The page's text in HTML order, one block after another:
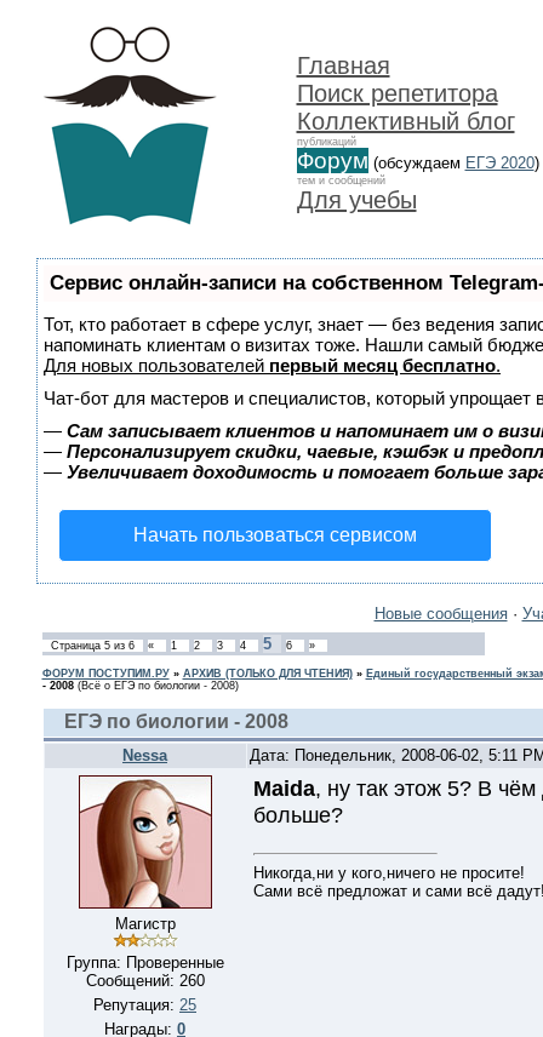
Главная
Поиск репетитора
Коллективный блог
публикаций
Форум (обсуждаем ЕГЭ 2020)
тем и сообщений
Для учебы
Сервис онлайн-записи на собственном
Тот, кто работает в сфере услуг, знает — без ведения
напоминать клиентам о визитах тоже. Нашли самый
Для новых пользователей первый месяц бесплатно.
Чат-бот для мастеров и специалистов, который упрощает
— Сам записывает клиентов и напоминает им о
— Персонализирует скидки, чаевые, кэшбэк и
— Увеличивает доходимость и помогает больше
Начать пользоваться сервисом
Новые сообщения·
Страница 5из 6 « 1 2 3 4 5 6 »
ФОРУМ ПОСТУПИМ.РУ» АРХИВ (ТОЛЬКО ДЛЯ ЧТЕНИЯ)» Единый государственный
- 2008 (Всё о ЕГЭ по биологии - 2008)
ЕГЭ по биологии - 2008
Nessa Дата: Понедельник, 2008-06-02, 5:11
Магистр
Группа: Проверенные
Сообщений: 260
Репутация: 25
Награды: 0
Maida, ну так этож 5? В
больше?
Никогда,ни у кого,ничего не просите!
Сами всё предложат и сами всё